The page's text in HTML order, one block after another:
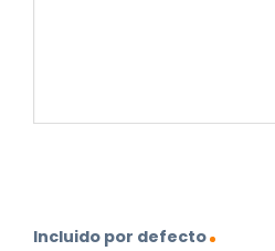
Incluido por defecto